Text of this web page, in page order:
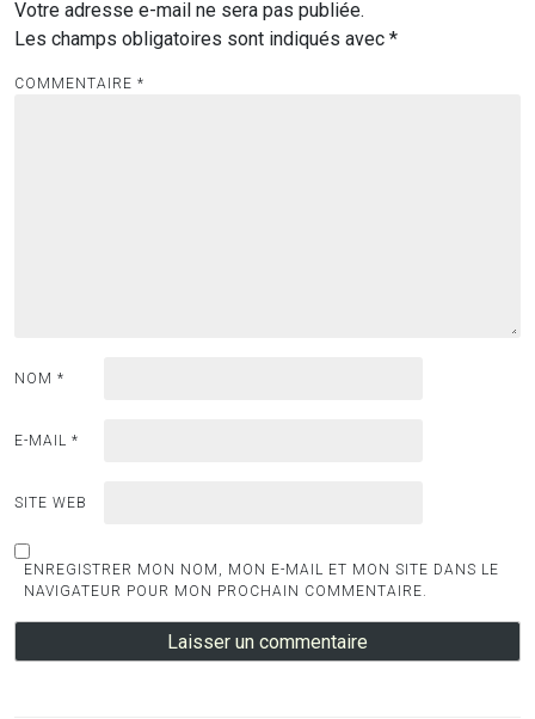
Votre adresse e-mail ne sera pas publiée.
Les champs obligatoires sont indiqués avec *
COMMENTAIRE *
NOM *
E-MAIL *
SITE WEB
ENREGISTRER MON NOM, MON E-MAIL ET MON SITE DANS LE
NAVIGATEUR POUR MON PROCHAIN COMMENTAIRE.